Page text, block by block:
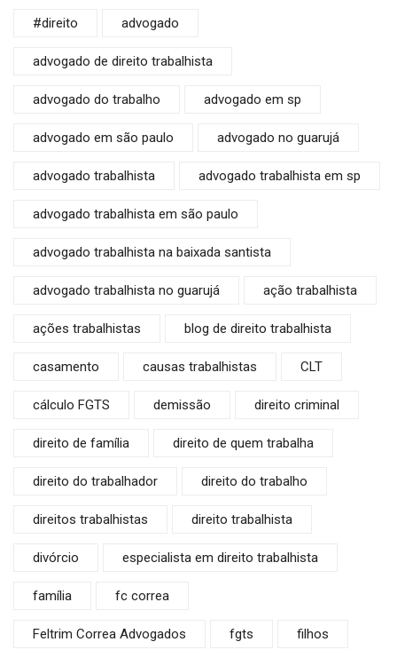
#direito advogado
advogado de direito trabalhista
advogado do trabalho advogado em sp
advogado em são paulo advogado no guarujá
advogado trabalhista advogado trabalhista em sp
advogado trabalhista em são paulo
advogado trabalhista na baixada santista
advogado trabalhista no guarujá ação trabalhista
ações trabalhistas blog de direito trabalhista
casamento causas trabalhistas CLT
cálculo FGTS demissão direito criminal
direito de família direito de quem trabalha
direito do trabalhador direito do trabalho
direitos trabalhistas direito trabalhista
divórcio especialista em direito trabalhista
família fc correa
Feltrim Correa Advogados fgts filhos